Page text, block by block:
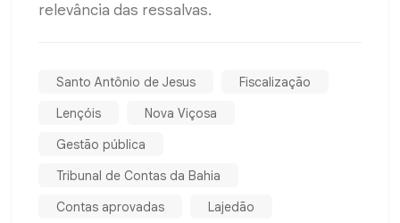
relevância das ressalvas.
Santo Antônio de Jesus
Fiscalização
Lençóis
Nova Viçosa
Gestão pública
Tribunal de Contas da Bahia
Contas aprovadas
Lajedão